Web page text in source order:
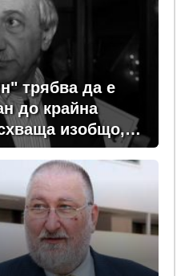
трябва да е
до крайна
изобщо,
с него